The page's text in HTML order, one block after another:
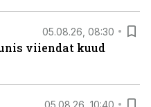
05.08.26, 08:30
viiendat kuud
05.08.26, 10:40